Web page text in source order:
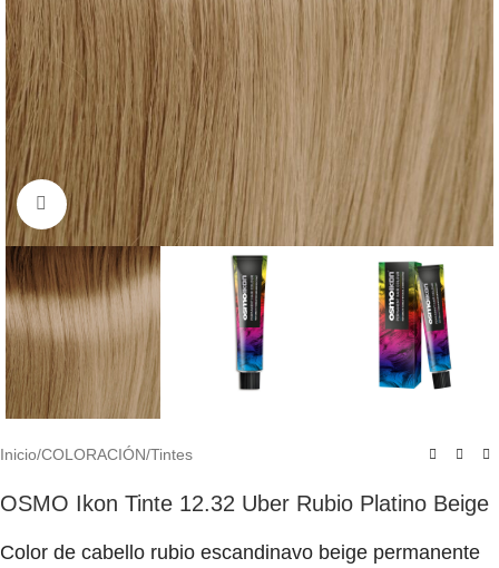
Click to enlarge
Inicio/COLORACIÓN/Tintes
OSMO Ikon Tinte 12.32 Uber Rubio Platino Beige
Color de cabello rubio escandinavo beige permanente